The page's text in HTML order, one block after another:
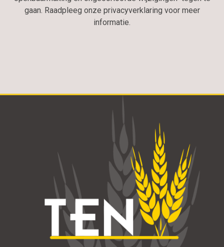
gaan. Raadpleeg onze privacyverklaring voor meer
informatie.